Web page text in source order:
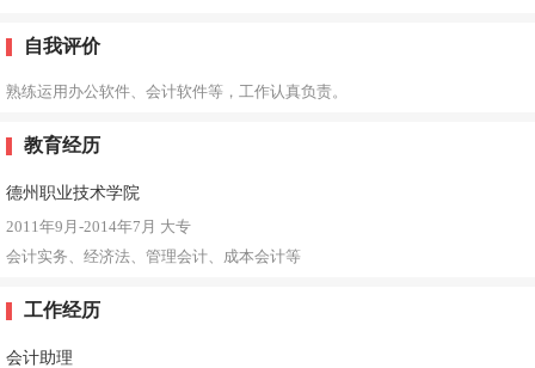
自我评价
熟练运用办公软件、会计软件等，工作认真负责。
教育经历
德州职业技术学院
2011年9月-2014年7月 大专
会计实务、经济法、管理会计、成本会计等
工作经历
会计助理